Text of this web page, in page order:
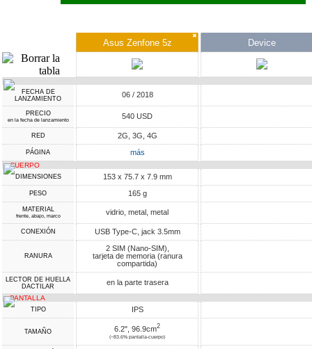
✖
Asus Zenfone 5z Device
FECHA DE
LANZAMIENTO
06 / 2018
PRECIO
en la fecha de lanzamiento 540 USD
RED 2G, 3G, 4G
PÁGINA más
CUERPO
DIMENSIONES 153 x 75.7 x 7.9 mm
PESO 165 g
MATERIAL
frente, abajo, marco vidrio, metal, metal
CONEXIÓN USB Type-C, jack 3.5mm
RANURA
2 SIM (Nano-SIM),
tarjeta de memoria (ranura
compartida)
LECTOR DE HUELLA
DACTILAR
en la parte trasera
PANTALLA
TIPO IPS
TAMAÑO 6.2", 96.9cm2
(~83.6% pantalla-cuerpo)